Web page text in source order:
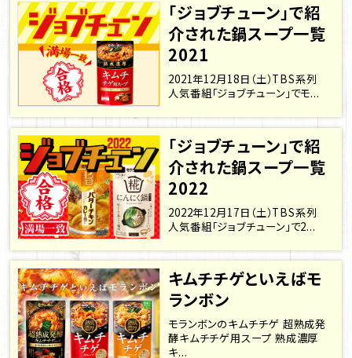
「ジョブチューン」で紹
介された鍋スープ一覧
2021
2021年12月18日（土）TBS系列
人気番組「ジョブチューン」でモ...
「ジョブチューン」で紹
介された鍋スープ一覧
2022
2022年12月17日（土）TBS系列
人気番組「ジョブチューン」で2...
キムチチゲといえばモ
ランボン
モランボンのキムチチゲ 超熟成発
酵キムチチゲ用スープ 熟成濃厚
キ...